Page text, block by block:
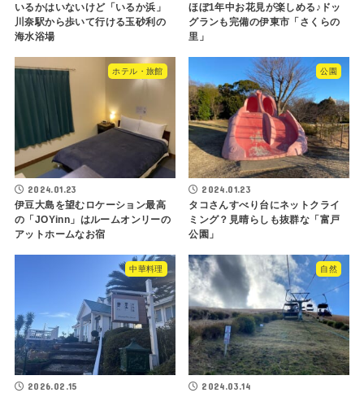
いるかはいないけど「いるか浜」
川奈駅から歩いて行ける玉砂利の
海水浴場
ほぼ1年中お花見が楽しめる♪ドッ
グランも完備の伊東市「さくらの
里」
ホテル・旅館
2024.01.23
伊豆大島を望むロケーション最高
の「JOYinn」はルームオンリーの
アットホームなお宿
公園
2024.01.23
タコさんすべり台にネットクライ
ミング？見晴らしも抜群な「富戸
公園」
中華料理
2026.02.15
自然
2024.03.14